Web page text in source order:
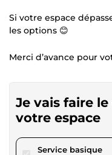
Si votre espace
les options 😊
Merci d’avance pour
Je vais faire
votre espace
Service basique